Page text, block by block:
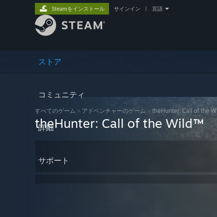
ストア
コミュニティ
詳細
サポート
Steamをインストール サインイン 言語
すべてのゲーム > アドベンチャーのゲーム > theHunter: Call of the
theHunter: Call of the Wild™